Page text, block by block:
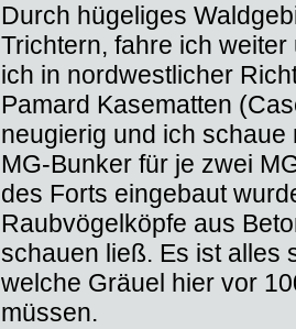
Durch hügeliges
Trichtern, fahre ich
ich in nordwestlicher
Pamard Kasematten
neugierig und ich
MG-Bunker für je zwei
des Forts eingebaut
Raubvögelköpfe aus
schauen ließ. Es ist alles
welche Gräuel hier vor
müssen.